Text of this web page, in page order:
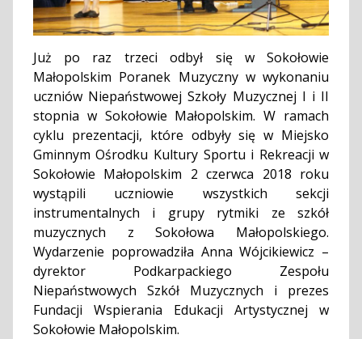
Już po raz trzeci odbył się w Sokołowie
Małopolskim Poranek Muzyczny w wykonaniu
uczniów Niepaństwowej Szkoły Muzycznej I i II
stopnia w Sokołowie Małopolskim. W ramach
cyklu prezentacji, które odbyły się w Miejsko
Gminnym Ośrodku Kultury Sportu i Rekreacji w
Sokołowie Małopolskim 2 czerwca 2018 roku
wystąpili uczniowie wszystkich sekcji
instrumentalnych i grupy rytmiki ze szkół
muzycznych z Sokołowa Małopolskiego.
Wydarzenie poprowadziła Anna Wójcikiewicz –
dyrektor Podkarpackiego Zespołu
Niepaństwowych Szkół Muzycznych i prezes
Fundacji Wspierania Edukacji Artystycznej w
Sokołowie Małopolskim.